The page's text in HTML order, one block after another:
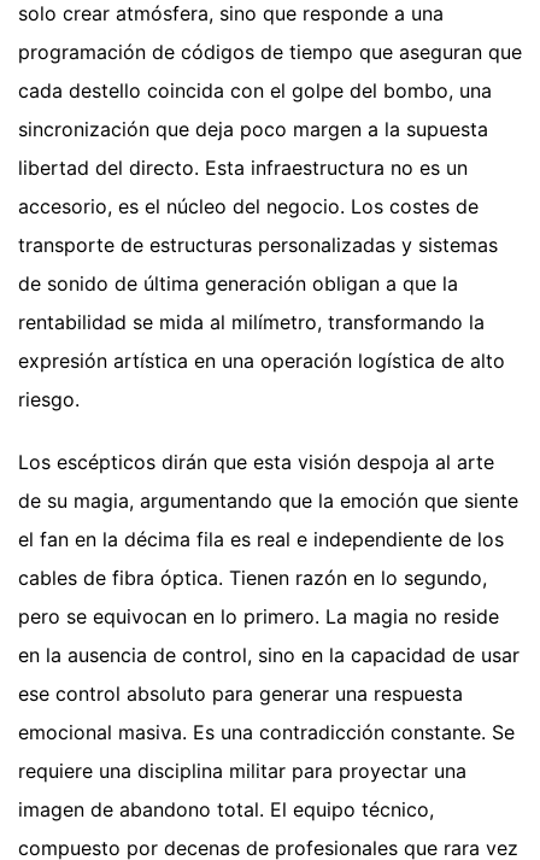
solo crear atmósfera, sino que responde a una
programación de códigos de tiempo que aseguran que
cada destello coincida con el golpe del bombo, una
sincronización que deja poco margen a la supuesta
libertad del directo. Esta infraestructura no es un
accesorio, es el núcleo del negocio. Los costes de
transporte de estructuras personalizadas y sistemas
de sonido de última generación obligan a que la
rentabilidad se mida al milímetro, transformando la
expresión artística en una operación logística de alto
riesgo.
Los escépticos dirán que esta visión despoja al arte
de su magia, argumentando que la emoción que siente
el fan en la décima fila es real e independiente de los
cables de fibra óptica. Tienen razón en lo segundo,
pero se equivocan en lo primero. La magia no reside
en la ausencia de control, sino en la capacidad de usar
ese control absoluto para generar una respuesta
emocional masiva. Es una contradicción constante. Se
requiere una disciplina militar para proyectar una
imagen de abandono total. El equipo técnico,
compuesto por decenas de profesionales que rara vez